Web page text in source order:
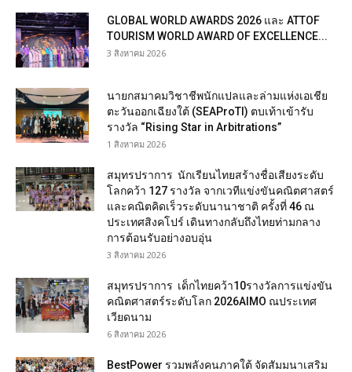
GLOBAL WORLD AWARDS 2026 และ ATTOF
TOURISM WORLD AWARD OF EXCELLENCE...
3 สิงหาคม 2026
นายกสมาคมวิชาชีพนักแปลและล่ามแห่งเอเชีย
ตะวันออกเฉียงใต้ (SEAProTI) ตบเท้าเข้ารับ
รางวัล “Rising Star in Arbitrations”
1 สิงหาคม 2026
สมุทรปราการ นักเรียนไทยสร้างชื่อเสียงระดับ
โลกคว้า 127 รางวัล จากเวทีแข่งขันคณิตศาสตร์
และคณิตคิดเร็วระดับนานาชาติ ครั้งที่ 46 ณ
ประเทศสิงคโปร์ เดินทางกลับถึงไทยท่ามกลาง
การต้อนรับอย่างอบอุ่น
3 สิงหาคม 2026
สมุทรปราการ เด็กไทยคว้า10รางวัลการแข่งขัน
คณิตศาสตร์ระดับโลก 2026AIMO ณประเทศ
เวียดนาม
6 สิงหาคม 2026
BestPower รวมพลังคนภาคใต้ จัดสัมมนาเสริม